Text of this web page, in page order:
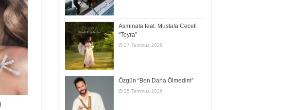
Asminata feat. Mustafa Ceceli
“Teyra”
27 Temmuz 2026
Özgün “Ben Daha Ölmedim”
25 Temmuz 2026